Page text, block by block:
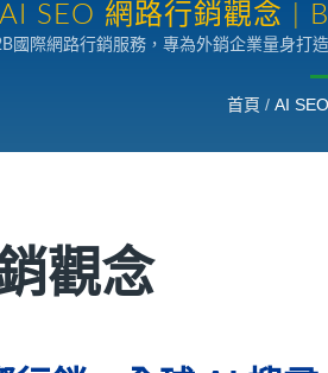
AI SEO 網路行銷觀念 |
國際網路行銷服務，專為外銷企業量身打
首頁 / AI
觀念